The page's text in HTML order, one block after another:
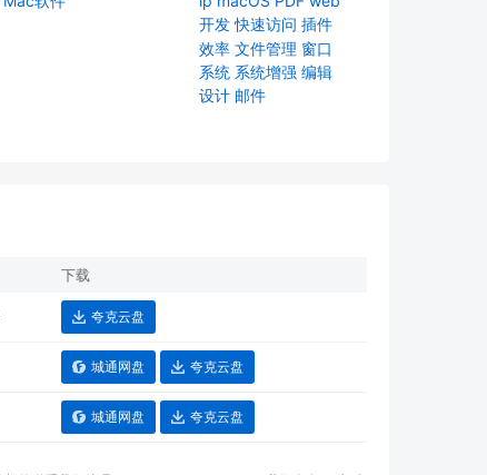
开发 快速访问 插件
效率 文件管理 窗口
系统 系统增强 编辑
设计 邮件
下载
夸克云盘
城通网盘 夸克云盘
城通网盘 夸克云盘